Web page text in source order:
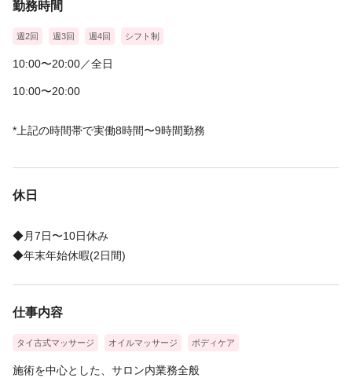
勤務時間
週2回 週3回 週4回 シフト制
10:00〜20:00／全日
10:00〜20:00
*上記の時間帯で実働8時間〜9時間勤務
休日
◆月7日〜10日休み
◆年末年始休暇(2日間)
仕事内容
タイ古式マッサージ オイルマッサージ ボディケア
施術を中心とした、サロン内業務全般